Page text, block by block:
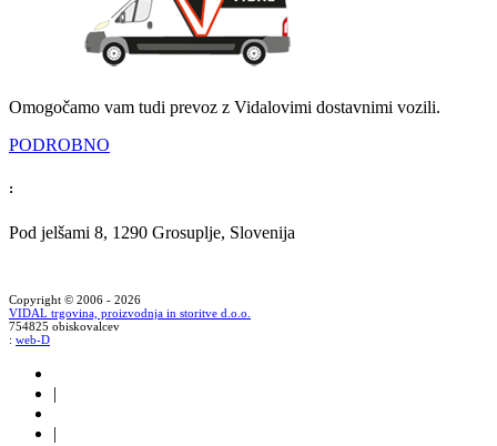
Omogočamo vam tudi prevoz z Vidalovimi dostavnimi vozili.
PODROBNO
:
Pod jelšami 8, 1290 Grosuplje, Slovenija
Copyright © 2006 - 2026
VIDAL trgovina, proizvodnja in storitve d.o.o.
754825 obiskovalcev
: web-D
|
|